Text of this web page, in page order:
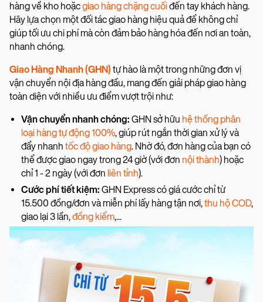
hàng về kho hoặcgiao hàng chặng cuốiđến tay khách hàng.
Hãy lựa chọn một đối tác giao hàng hiệu quả để không chỉ
giúp tối ưu chi phí mà còn đảm bảo hàng hóa đến nơi an toàn,
nhanh chóng.
Giao Hàng Nhanh (GHN) tự hào là một trong những đơn vị
vận chuyển nội địa hàng đầu, mang đến giải pháp giao hàng
toàn diện với nhiều ưu điểm vượt trội như:
Vận chuyển nhanh chóng: GHN sở hữu hệ thống phân
loại hàng tự động 100%, giúp rút ngắn thời gian xử lý và
đẩy nhanh tốc độ giao hàng. Nhờ đó, đơn hàng của bạn có
thể được giao ngay trong 24 giờ (với đơn nội thành) hoặc
chỉ 1 - 2 ngày (với đơn liên tỉnh).
Cước phí tiết kiệm: GHN Express có giá cước chỉ từ
15.500 đồng/đơn và miễn phí lấy hàng tận nơi,thu hộ COD,
giao lại 3 lần,đồng kiểm,...